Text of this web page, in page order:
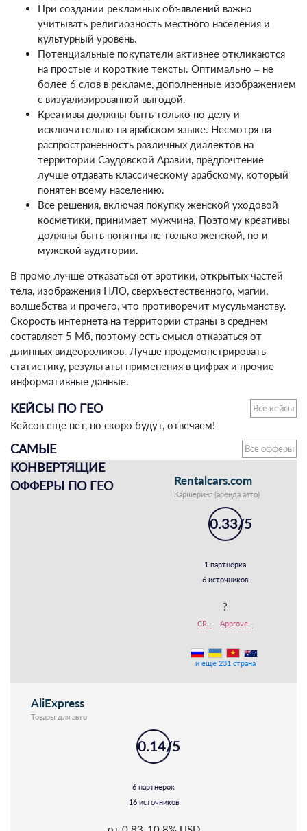
При создании рекламных объявлений важно
учитывать религиозность местного населения и
культурный уровень.
Потенциальные покупатели активнее откликаются
на простые и короткие тексты. Оптимально – не
более 6 слов в рекламе, дополненные изображением
с визуализированной выгодой.
Креативы должны быть только по делу и
исключительно на арабском языке. Несмотря на
распространенность различных диалектов на
территории Саудовской Аравии, предпочтение
лучше отдавать классическому арабскому, который
понятен всему населению.
Все решения, включая покупку женской уходовой
косметики, принимает мужчина. Поэтому креативы
должны быть понятны не только женской, но и
мужской аудитории.
В промо лучше отказаться от эротики, открытых частей
тела, изображения НЛО, сверхъестественного, магии,
волшебства и прочего, что противоречит мусульманству.
Скорость интернета на территории страны в среднем
составляет 5 Мб, поэтому есть смысл отказаться от
длинных видеороликов. Лучше продемонстрировать
статистику, результаты применения в цифрах и прочие
информативные данные.
КЕЙСЫ ПО ГЕО Все кейсы
Кейсов еще нет, но скоро будут, отвечаем!
САМЫЕ
КОНВЕРТЯЩИЕ
ОФФЕРЫ ПО ГЕО
Все офферы
Rentalcars.com
Каршеринг (аренда авто)
0.33/5
1 партнерка
6 источников
?
CR - Approve -
и еще 231 страна
AliExpress
Товары для авто
0.14/5
6 партнерок
16 источников